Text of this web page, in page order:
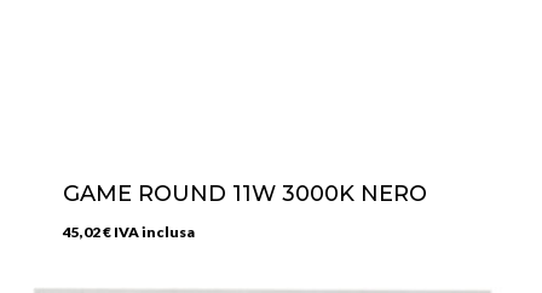
GAME ROUND 11W 3000K NERO
45,02€ IVA inclusa